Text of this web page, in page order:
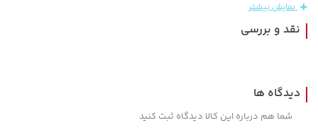
نمایش بیشتر
نقد و بررسی
دیدگاه ها
شما هم درباره این کالا دیدگاه ثبت کنید